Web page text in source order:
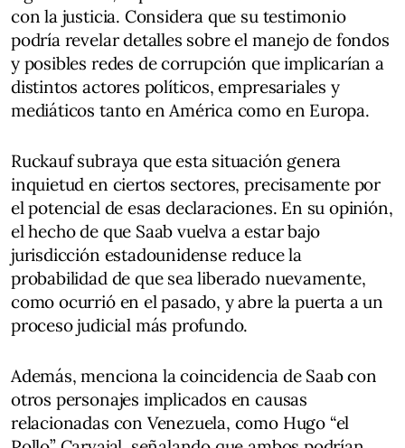
con la justicia. Considera que su testimonio
podría revelar detalles sobre el manejo de fondos
y posibles redes de corrupción que implicarían a
distintos actores políticos, empresariales y
mediáticos tanto en América como en Europa.
Ruckauf subraya que esta situación genera
inquietud en ciertos sectores, precisamente por
el potencial de esas declaraciones. En su opinión,
el hecho de que Saab vuelva a estar bajo
jurisdicción estadounidense reduce la
probabilidad de que sea liberado nuevamente,
como ocurrió en el pasado, y abre la puerta a un
proceso judicial más profundo.
Además, menciona la coincidencia de Saab con
otros personajes implicados en causas
relacionadas con Venezuela, como Hugo “el